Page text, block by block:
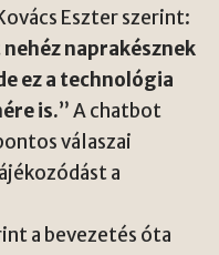
Eszter szerint:
naprakésznek
ez a technológia
is.” A chatbot
válaszai
a
a bevezetés óta